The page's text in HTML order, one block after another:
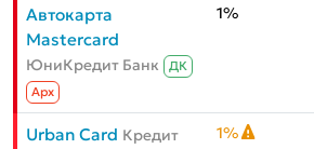
Автокарта
Mastercard
ЮниКредит Банк
ДК
Aрх
1%
Urban Card Кредит
1%